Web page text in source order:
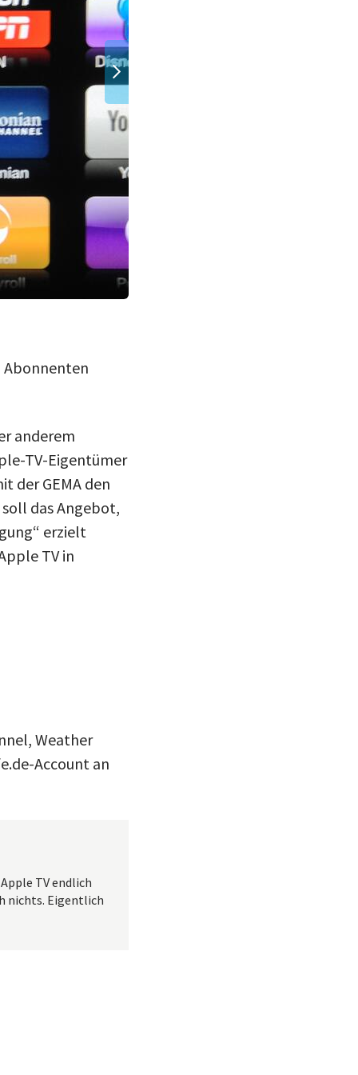
Abonnenten
anderem
TV-Eigentümer
der GEMA den
soll das Angebot,
erzielt
TV in
Weather
Account an
TV endlich
nichts. Eigentlich